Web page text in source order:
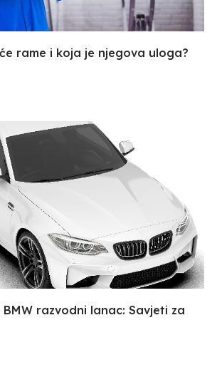
rame i koja je njegova uloga?
razvodni lanac: Savjeti za